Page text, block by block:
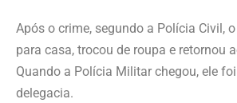
Após o crime, segundo a Polícia Civil,
para casa, trocou de roupa e retornou
Quando a Polícia Militar chegou, ele
delegacia.